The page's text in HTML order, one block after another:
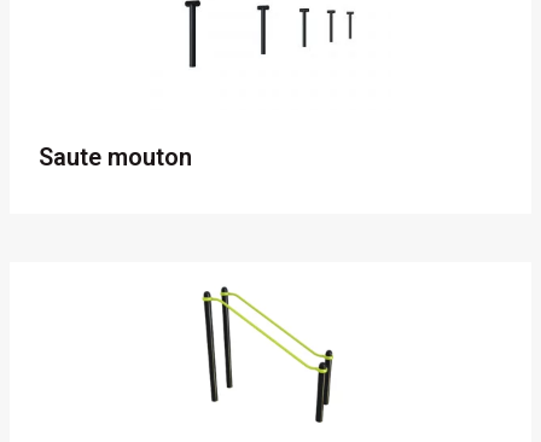
Saute mouton